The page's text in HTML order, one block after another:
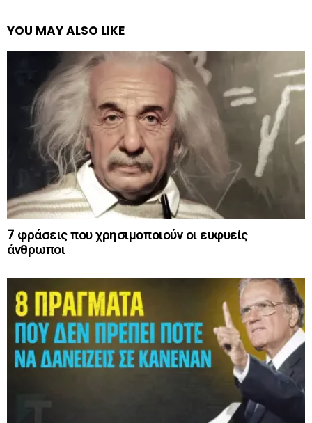
YOU MAY ALSO LIKE
7 φράσεις που χρησιμοποιούν οι ευφυείς
άνθρωποι